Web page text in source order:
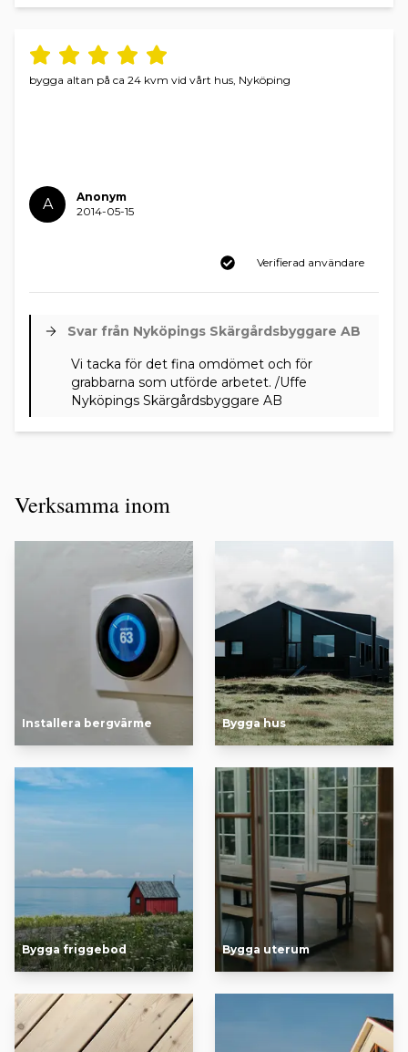
bygga altan på ca 24 kvm vid vårt hus, Nyköping
A
Anonym
2014-05-15
Verifierad användare
Svar från Nyköpings Skärgårdsbyggare AB
Vi tacka för det fina omdömet och för
grabbarna som utförde arbetet. /Uffe
Nyköpings Skärgårdsbyggare AB
Verksamma inom
Installera bergvärme Bygga hus
Bygga friggebod Bygga uterum